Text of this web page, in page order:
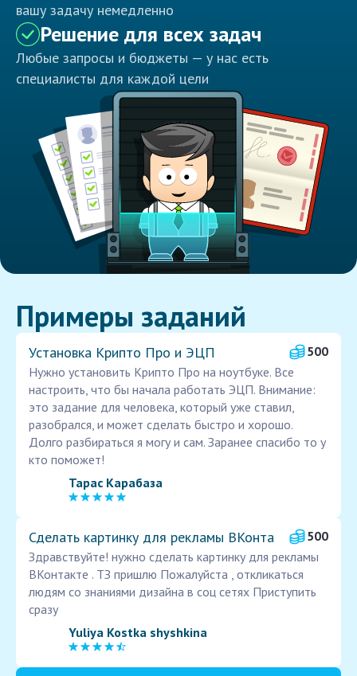
вашу задачу немедленно
Решение для всех задач
Любые запросы и бюджеты — у нас есть
специалисты для каждой цели
Примеры заданий
Установка Крипто Про и ЭЦП
500
Нужно установить Крипто Про на ноутбуке. Все
настроить, что бы начала работать ЭЦП. Внимание:
это задание для человека, который уже ставил,
разобрался, и может сделать быстро и хорошо.
Долго разбираться я могу и сам. Заранее спасибо то у
кто поможет!
Тарас Карабаза
Сделать картинку для рекламы ВКонта
500
Здравствуйте! нужно сделать картинку для рекламы
ВКонтакте . ТЗ пришлю Пожалуйста , откликаться
людям со знаниями дизайна в соц сетях Приступить
сразу
Yuliya Kostka shyshkina